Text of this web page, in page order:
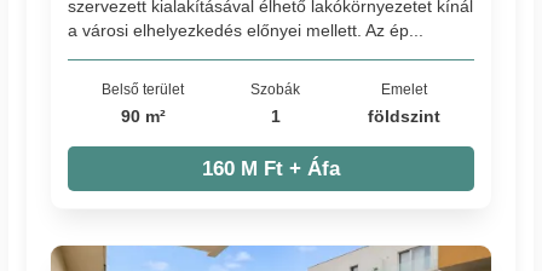
szervezett kialakításával élhető lakókörnyezetet kínál
a városi elhelyezkedés előnyei mellett. Az ép...
Belső terület
90 m²
Szobák
1
Emelet
földszint
160 M Ft + Áfa